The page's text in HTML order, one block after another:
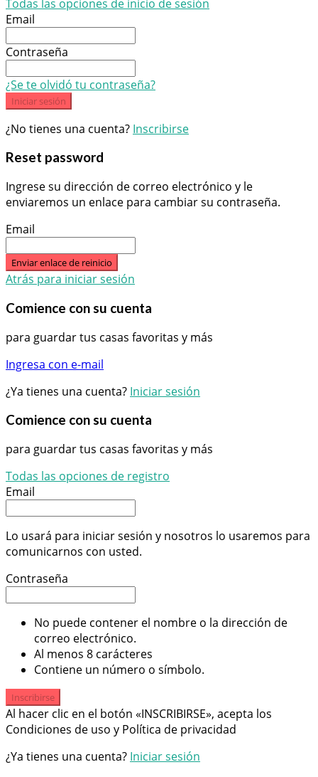
Todas las opciones de inicio de sesión
Email
Contraseña
¿Se te olvidó tu contraseña?
Iniciar sesión
¿No tienes una cuenta? Inscribirse
Reset password
Ingrese su dirección de correo electrónico y le
enviaremos un enlace para cambiar su contraseña.
Email
Enviar enlace de reinicio
Atrás para iniciar sesión
Comience con su cuenta
para guardar tus casas favoritas y más
Ingresa con e-mail
¿Ya tienes una cuenta? Iniciar sesión
Comience con su cuenta
para guardar tus casas favoritas y más
Todas las opciones de registro
Email
Lo usará para iniciar sesión y nosotros lo usaremos para
comunicarnos con usted.
Contraseña
No puede contener el nombre o la dirección de
correo electrónico.
Al menos 8 carácteres
Contiene un número o símbolo.
Inscribirse
Al hacer clic en el botón «INSCRIBIRSE», acepta los
Condiciones de uso y Política de privacidad
¿Ya tienes una cuenta? Iniciar sesión